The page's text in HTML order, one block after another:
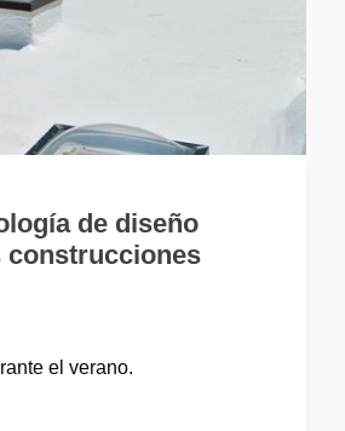
de diseño
construcciones
el verano.